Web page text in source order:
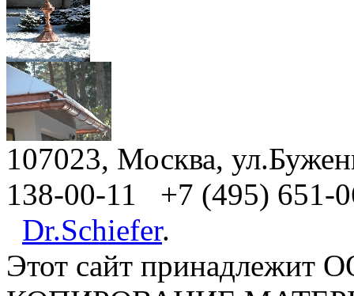
107023, Москва,
138-00-11 +7 (495) 651-
Dr.Schiefer.
Этот сайт